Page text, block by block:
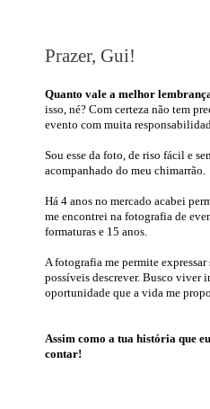
Prazer, Gui!
Quanto vale a melhor
isso, né? Com certeza não tem
evento com muita
Sou esse da foto, de riso fácil e
acompanhado do meu chimarrão.
Há 4 anos no mercado acabei p
me encontrei na fotografia de
formaturas e 15 anos.
A fotografia me permite expressar
possíveis descrever. Busco viver
oportunidade que a vida me
Assim como a tua história que
contar!